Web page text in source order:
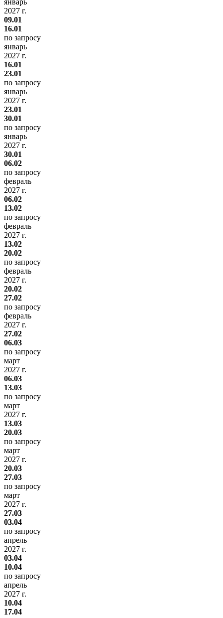
январь
2027 г.
09.01
16.01
по запросу
январь
2027 г.
16.01
23.01
по запросу
январь
2027 г.
23.01
30.01
по запросу
январь
2027 г.
30.01
06.02
по запросу
февраль
2027 г.
06.02
13.02
по запросу
февраль
2027 г.
13.02
20.02
по запросу
февраль
2027 г.
20.02
27.02
по запросу
февраль
2027 г.
27.02
06.03
по запросу
март
2027 г.
06.03
13.03
по запросу
март
2027 г.
13.03
20.03
по запросу
март
2027 г.
20.03
27.03
по запросу
март
2027 г.
27.03
03.04
по запросу
апрель
2027 г.
03.04
10.04
по запросу
апрель
2027 г.
10.04
17.04